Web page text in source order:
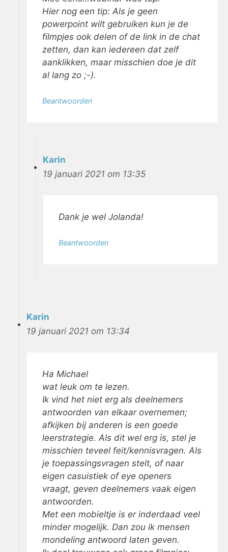
Hier nog een tip: Als je geen
powerpoint wilt gebruiken kun je de
filmpjes ook delen of de link in de chat
zetten, dan kan iedereen dat zelf
aanklikken, maar misschien doe je dit
al lang zo ;-).
Beantwoorden
Karin
19 januari 2021 om 13:35
Dank je wel Jolanda!
Beantwoorden
Karin
19 januari 2021 om 13:34
Ha Michael
wat leuk om te lezen.
Ik vind het niet erg als deelnemers
antwoorden van elkaar overnemen;
afkijken bij anderen is een goede
leerstrategie. Als dit wel erg is, stel je
misschien teveel feit/kennisvragen. Als
je toepassingsvragen stelt, of naar
eigen casuistiek of eye openers
vraagt, geven deelnemers vaak eigen
antwoorden.
Met een mobieltje is er inderdaad veel
minder mogelijk. Dan zou ik mensen
mondeling antwoord laten geven.